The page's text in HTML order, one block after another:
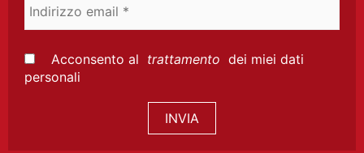
email
Acconsento al trattamento dei miei dati
personali